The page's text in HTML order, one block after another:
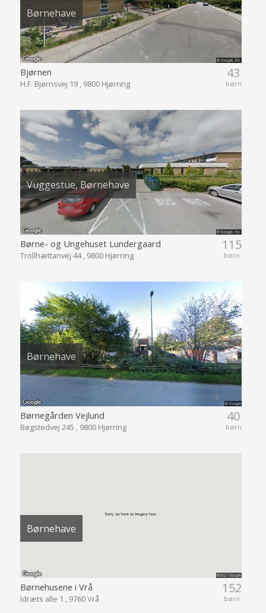
Børnehave
43
børn
Bjørnen
H.F. Bjørnsvej 19 , 9800 Hjørring
Vuggestue, Børnehave
115
børn
Børne- og Ungehuset Lundergaard
Trollhættanvej 44 , 9800 Hjørring
Børnehave
40
børn
Børnegården Vejlund
Bøgstedvej 245 , 9800 Hjørring
Børnehave
152
børn
Børnehusene i Vrå
Idræts alle 1 , 9760 Vrå